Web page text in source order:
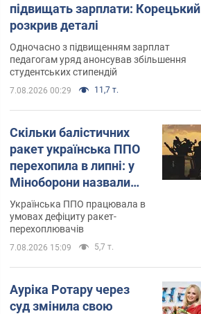
підвищать зарплати: Корецький
розкрив деталі
Одночасно з підвищенням зарплат
педагогам уряд анонсував збільшення
студентських стипендій
7.08.2026 00:29 11,7 т.
Скільки балістичних
ракет українська ППО
перехопила в липні: у
Міноборони назвали
цифру
Українська ППО працювала в
умовах дефіциту ракет-
перехоплювачів
7.08.2026 15:09 5,7 т.
Ауріка Ротару через
суд змінила свою